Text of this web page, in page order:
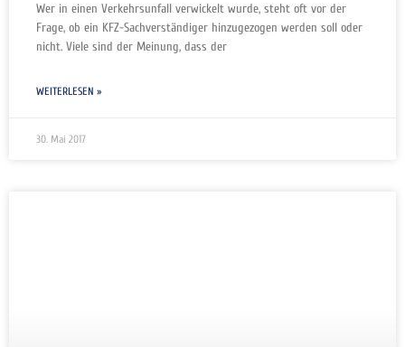
Wer in einen Verkehrsunfall verwickelt wurde, steht oft vor der
Frage, ob ein KFZ-Sachverständiger hinzugezogen werden soll oder
nicht. Viele sind der Meinung, dass der
WEITERLESEN »
30. Mai 2017